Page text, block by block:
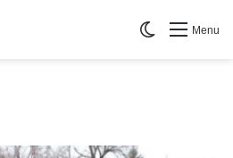
Menu
Switch skin